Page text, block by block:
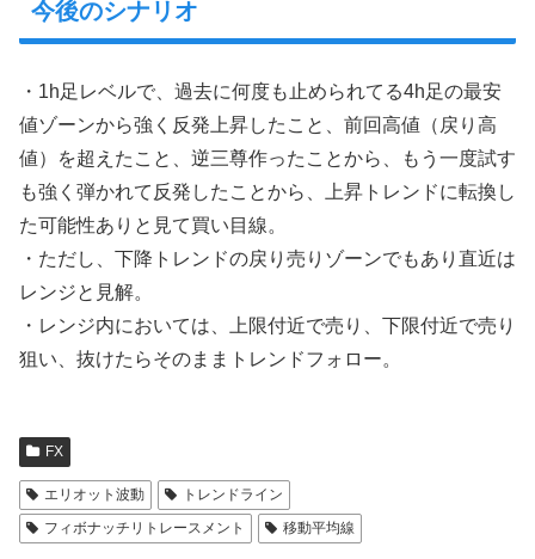
今後のシナリオ
・1h足レベルで、過去に何度も止められてる4h足の最安
値ゾーンから強く反発上昇したこと、前回高値（戻り高
値）を超えたこと、逆三尊作ったことから、もう一度試す
も強く弾かれて反発したことから、上昇トレンドに転換し
た可能性ありと見て買い目線。
・ただし、下降トレンドの戻り売りゾーンでもあり直近は
レンジと見解。
・レンジ内においては、上限付近で売り、下限付近で売り
狙い、抜けたらそのままトレンドフォロー。
FX
エリオット波動
トレンドライン
フィボナッチリトレースメント
移動平均線